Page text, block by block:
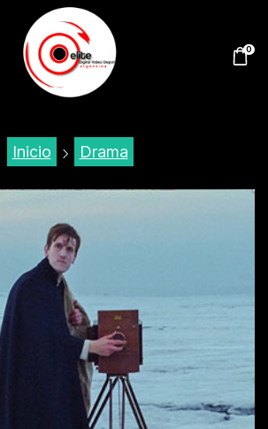
0
Inicio Drama